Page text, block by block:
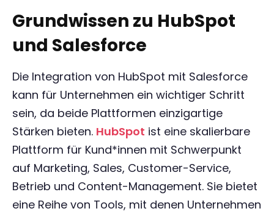
Grundwissen zu HubSpot
und Salesforce
Die Integration von HubSpot mit Salesforce
kann für Unternehmen ein wichtiger Schritt
sein, da beide Plattformen einzigartige
Stärken bieten. HubSpot ist eine skalierbare
Plattform für Kund*innen mit Schwerpunkt
auf Marketing, Sales, Customer-Service,
Betrieb und Content-Management. Sie bietet
eine Reihe von Tools, mit denen Unternehmen